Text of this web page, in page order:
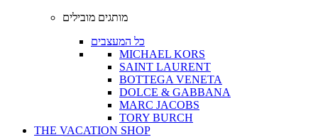
מותגים מובילים
כל המעצבים
MICHAEL KORS
SAINT LAURENT
BOTTEGA VENETA
DOLCE & GABBANA
MARC JACOBS
TORY BURCH
THE VACATION SHOP